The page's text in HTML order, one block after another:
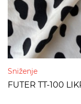
Sniženje
FUTER TT-100